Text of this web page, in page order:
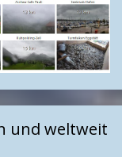
und weltweit